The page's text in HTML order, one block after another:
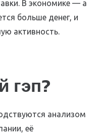
В экономике — а
больше денег, и
активность.
гэп?
анализом
её